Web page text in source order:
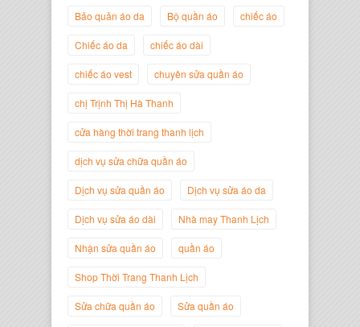
Trịnh Thị Hà Thanh
Trang Thanh Lịch
Bảo quản áo da Bộ quần áo chiếc áo
Chiếc áo da chiếc áo dài
chiếc áo vest chuyên sửa quần áo
chị Trịnh Thị Hà Thanh
cửa hàng thời trang thanh lịch
dịch vụ sửa chữa quần áo
Dịch vụ sửa quần áo Dịch vụ sửa áo da
Dịch vụ sửa áo dài Nhà may Thanh Lịch
Nhận sửa quần áo quần áo
Shop Thời Trang Thanh Lịch
Sửa chữa quần áo Sửa quần áo